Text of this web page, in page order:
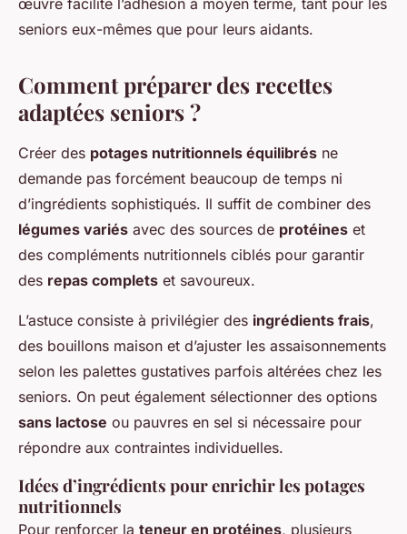
œuvre facilite l’adhésion à moyen terme, tant pour les
seniors eux-mêmes que pour leurs aidants.
Comment préparer des recettes
adaptées seniors ?
Créer des potages nutritionnels équilibrés ne
demande pas forcément beaucoup de temps ni
d’ingrédients sophistiqués. Il suffit de combiner des
légumes variés avec des sources de protéines et
des compléments nutritionnels ciblés pour garantir
des repas complets et savoureux.
L’astuce consiste à privilégier des ingrédients frais,
des bouillons maison et d’ajuster les assaisonnements
selon les palettes gustatives parfois altérées chez les
seniors. On peut également sélectionner des options
sans lactose ou pauvres en sel si nécessaire pour
répondre aux contraintes individuelles.
Idées d’ingrédients pour enrichir les potages
nutritionnels
Pour renforcer la teneur en protéines, plusieurs